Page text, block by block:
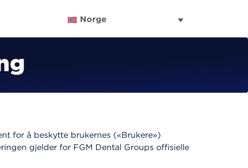
Norge
for å beskytte brukernes («Brukere»)
gjelder for FGM Dental Groups offisielle